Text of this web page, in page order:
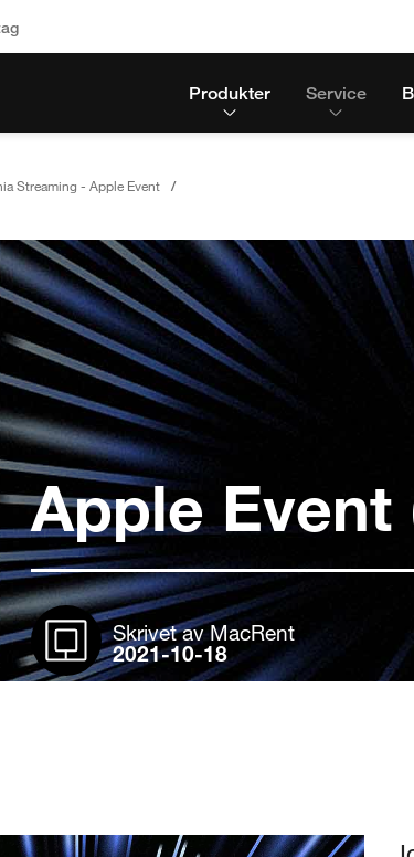
Produkter Service
Streaming - Apple Event
Apple
Skrivet av MacRent
2021-10-18